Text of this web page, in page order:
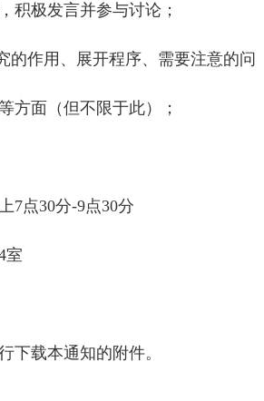
积极发言并参与讨论；
的作用、展开程序、需要注意的问
方面（但不限于此）；
7点30分-9点30分
室
下载本通知的附件。